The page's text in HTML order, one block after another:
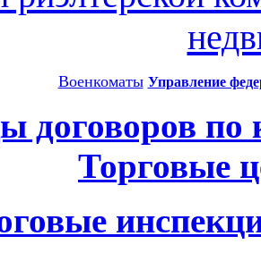
Военкоматы Управление
договоров по
Торговые